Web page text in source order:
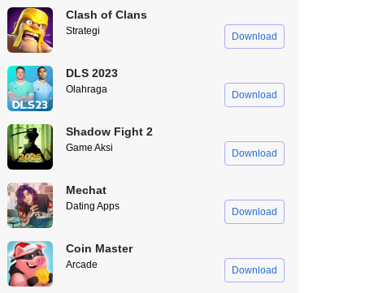
Clash of Clans
Strategi Download
DLS 2023
Olahraga Download
Shadow Fight 2
Game Aksi Download
Mechat
Dating Apps Download
Coin Master
Arcade Download